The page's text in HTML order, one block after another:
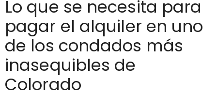
Lo que se necesita para
pagar el alquiler en uno
de los condados más
inasequibles de
Colorado